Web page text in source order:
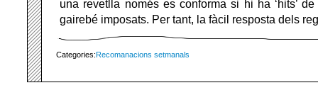
una revetlla només es conforma si hi ha ‘hits’
gairebé imposats. Per tant, la fàcil resposta dels
Categories:Recomanacions setmanals